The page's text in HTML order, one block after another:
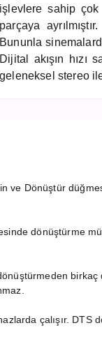
işlevlere sahip
parçaya
Bununla
Dijital akışın
geleneksel stereo
ve Dönüştür
dönüştürme
birkaç
çalışır. DTS